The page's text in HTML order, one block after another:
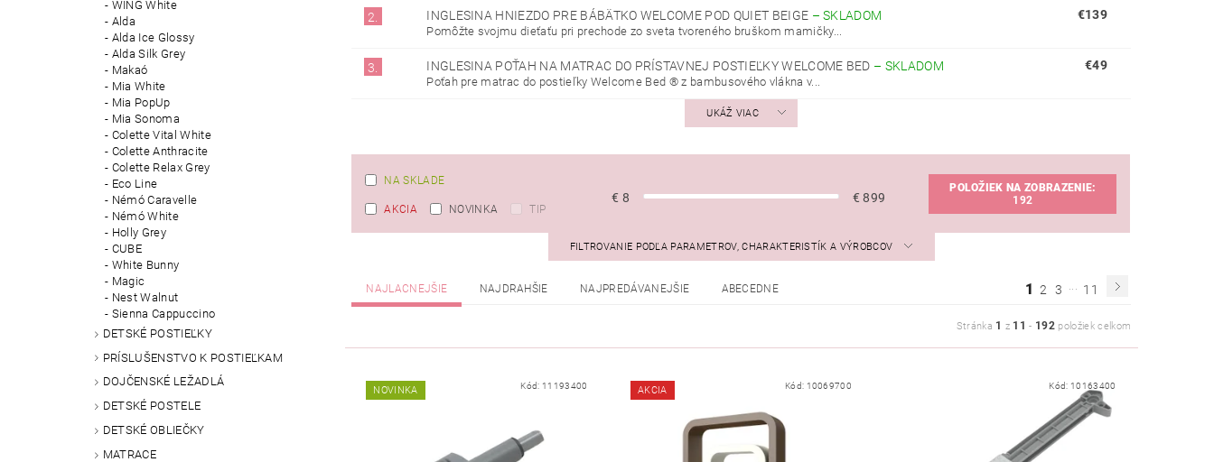
WING White
Alda
Alda Ice Glossy
Alda Silk Grey
Makaó
Mia White
Mia PopUp
Mia Sonoma
Colette Vital White
Colette Anthracite
Colette Relax Grey
Eco Line
Némó Caravelle
Némó White
Holly Grey
CUBE
White Bunny
Magic
Nest Walnut
Sienna Cappuccino
DETSKÉ POSTIEĽKY
PRÍSLUŠENSTVO K POSTIEĽKAM
DOJČENSKÉ LEŽADLÁ
DETSKÉ POSTELE
DETSKÉ OBLIEČKY
MATRACE
2. INGLESINA HNIEZDO PRE BÁBÄTKO WELCOME POD QUIET BEIGE –SKLADOM
Pomôžte svojmu dieťaťu pri prechode zo sveta tvoreného bruškom mamičky...
€139
3. INGLESINA POŤAH NA MATRAC DO PRÍSTAVNEJ POSTIEĽKY WELCOME BED – SKLADOM
Poťah pre matrac do postieľky Welcome Bed ® z bambusového vlákna v...
€49
UKÁŽ VIAC
NA SKLADE
AKCIA NOVINKA TIP
€ 8 €899
POLOŽIEK NA ZOBRAZENIE:
192
FILTROVANIE PODĽA PARAMETROV, CHARAKTERISTÍK A VÝROBCOV
NAJLACNEJŠIE NAJDRAHŠIE NAJPREDÁVANEJŠIE ABECEDNE 1 2 3 ... 11
Stránka 1 z 11 - 192 položiek celkom
NOVINKA Kód: 11193400 AKCIA Kód: 10069700 Kód: 10163400